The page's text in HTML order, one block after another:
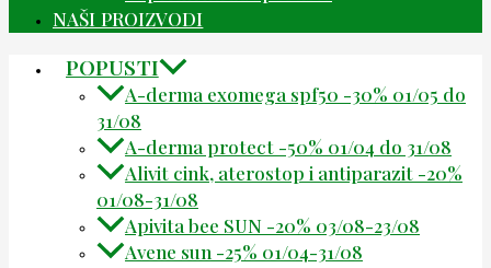
NAŠI PROIZVODI
POPUSTI
A-derma exomega spf50 -30% 01/05 do
31/08
A-derma protect -50% 01/04 do 31/08
Alivit cink, aterostop i antiparazit -20%
01/08-31/08
Apivita bee SUN -20% 03/08-23/08
Avene sun -25% 01/04-31/08